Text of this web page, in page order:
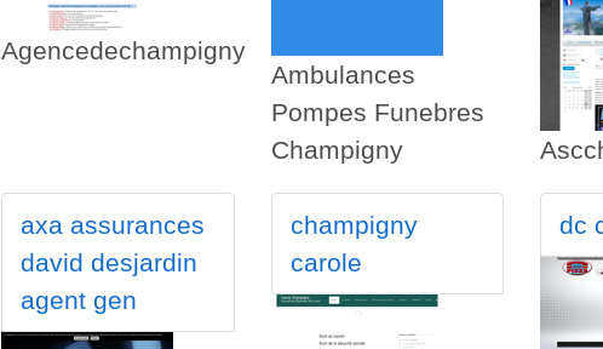
Agencedechampigny
Ambulances
Pompes Funebres
Champigny
axa assurances
david desjardin
agent gen
champigny
carole
dc